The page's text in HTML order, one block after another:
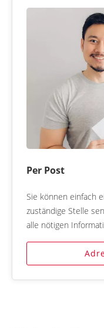
Per Post
Sie können einfach
zuständige Stelle
alle nötigen